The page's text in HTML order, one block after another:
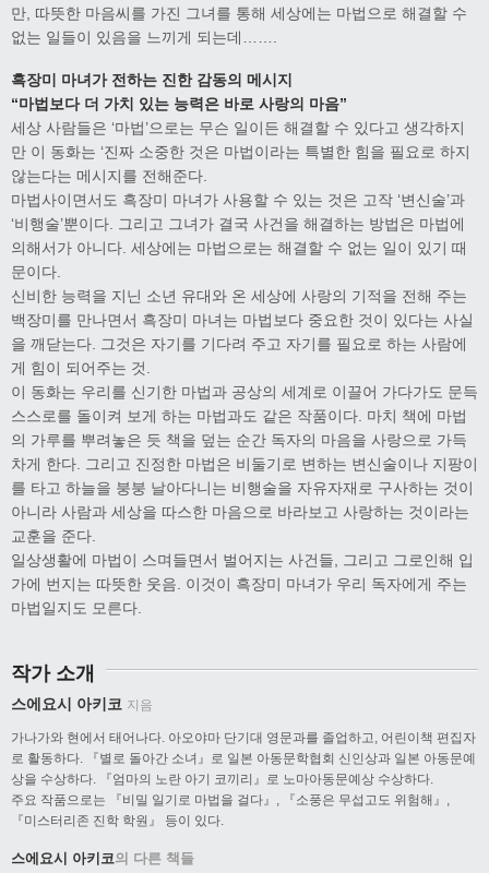
만, 따뜻한 마음씨를 가진 그녀를 통해 세상에는 마법으로 해결할 수
없는 일들이 있음을 느끼게 되는데…….
흑장미 마녀가 전하는 진한 감동의 메시지
“마법보다 더 가치 있는 능력은 바로 사랑의 마음”
세상 사람들은 ‘마법’으로는 무슨 일이든 해결할 수 있다고 생각하지
만 이 동화는 ‘진짜 소중한 것은 마법이라는 특별한 힘을 필요로 하지
않는다는 메시지를 전해준다.
마법사이면서도 흑장미 마녀가 사용할 수 있는 것은 고작 ‘변신술’과
‘비행술’뿐이다. 그리고 그녀가 결국 사건을 해결하는 방법은 마법에
의해서가 아니다. 세상에는 마법으로는 해결할 수 없는 일이 있기 때
문이다.
신비한 능력을 지닌 소년 유대와 온 세상에 사랑의 기적을 전해 주는
백장미를 만나면서 흑장미 마녀는 마법보다 중요한 것이 있다는 사실
을 깨닫는다. 그것은 자기를 기다려 주고 자기를 필요로 하는 사람에
게 힘이 되어주는 것.
이 동화는 우리를 신기한 마법과 공상의 세계로 이끌어 가다가도 문득
스스로를 돌이켜 보게 하는 마법과도 같은 작품이다. 마치 책에 마법
의 가루를 뿌려놓은 듯 책을 덮는 순간 독자의 마음을 사랑으로 가득
차게 한다. 그리고 진정한 마법은 비둘기로 변하는 변신술이나 지팡이
를 타고 하늘을 붕붕 날아다니는 비행술을 자유자재로 구사하는 것이
아니라 사람과 세상을 따스한 마음으로 바라보고 사랑하는 것이라는
교훈을 준다.
일상생활에 마법이 스며들면서 벌어지는 사건들, 그리고 그로인해 입
가에 번지는 따뜻한 웃음. 이것이 흑장미 마녀가 우리 독자에게 주는
마법일지도 모른다.
작가 소개
스에요시 아키코 지음
가나가와 현에서 태어나다. 아오야마 단기대 영문과를 졸업하고, 어린이책 편집자
로 활동하다. 『별로 돌아간 소녀』로 일본 아동문학협회 신인상과 일본 아동문예
상을 수상하다. 『엄마의 노란 아기 코끼리』로 노마아동문예상 수상하다.
주요 작품으로는 『비밀 일기로 마법을 걸다』, 『소풍은 무섭고도 위험해』,
『미스터리존 진학 학원』 등이 있다.
스에요시 아키코의 다른 책들